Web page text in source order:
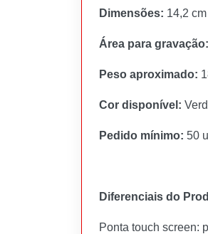
Dimensões: 14,2
Área para gravação:
Peso aproximado:
Cor disponível:
Pedido mínimo: 50
Diferenciais do
Ponta touch screen: